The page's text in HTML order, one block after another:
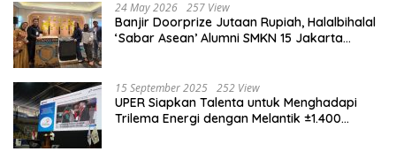
24 May 2026 257 View
Banjir Doorprize Jutaan Rupiah, Halalbihalal
‘Sabar Asean’ Alumni SMKN 15 Jakarta
15 September 2025 252 View
UPER Siapkan Talenta untuk Menghadapi
Trilema Energi dengan Melantik ±1.400